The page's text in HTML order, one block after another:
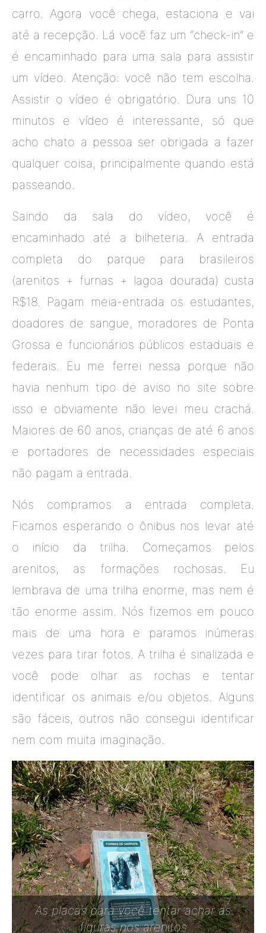
carro. Agora você chega, estaciona e vai
até a recepção. Lá você faz um “check-in” e
é encaminhado para uma sala para assistir
um vídeo. Atenção: você não tem escolha.
Assistir o vídeo é obrigatório. Dura uns 10
minutos e vídeo é interessante, só que
acho chato a pessoa ser obrigada a fazer
qualquer coisa, principalmente quando está
passeando.
Saindo da sala do vídeo, você é
encaminhado até a bilheteria. A entrada
completa do parque para brasileiros
(arenitos + furnas + lagoa dourada) custa
R$18. Pagam meia-entrada os estudantes,
doadores de sangue, moradores de Ponta
Grossa e funcionários públicos estaduais e
federais. Eu me ferrei nessa porque não
havia nenhum tipo de aviso no site sobre
isso e obviamente não levei meu crachá.
Maiores de 60 anos, crianças de até 6 anos
e portadores de necessidades especiais
não pagam a entrada.
Nós compramos a entrada completa.
Ficamos esperando o ônibus nos levar até
o início da trilha. Começamos pelos
arenitos, as formações rochosas. Eu
lembrava de uma trilha enorme, mas nem é
tão enorme assim. Nós fizemos em pouco
mais de uma hora e paramos inúmeras
vezes para tirar fotos. A trilha é sinalizada e
você pode olhar as rochas e tentar
identificar os animais e/ou objetos. Alguns
são fáceis, outros não consegui identificar
nem com muita imaginação.
As placas para você tentar achar as
figuras nos arenitos